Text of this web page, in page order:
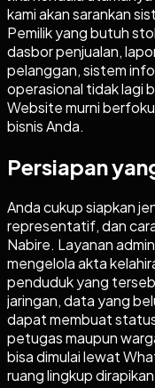
kami akan sarankan
Pemilik yang butuh
dasbor penjualan,
pelanggan, sistem
operasional tidak lagi
Website murni
bisnis Anda.
Persiapan
Anda cukup siapkan
representatif, dan
Nabire. Layanan
mengelola akta
penduduk yang
jaringan, data yang
dapat membuat
petugas maupun
bisa dimulai lewat
ruang lingkup